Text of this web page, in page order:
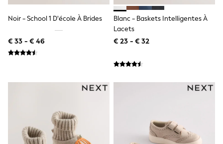
Flower Girl
Bridesmaid
Shop All
A-Z Brands
JoJo Maman Bébé
BOYS
50 - 92cm
140 - 174cm
New In
Trending: Top & Short Sets
Trending: Clogs
Noir - School 1 D'école À Brides
€ 33 - € 46
Blanc - Baskets Intelligentes À
Lacets
€ 23 - € 32